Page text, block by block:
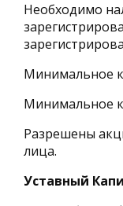
Необходимо
Минимальное
Минимальное
Разрешены
лица.
Уставный